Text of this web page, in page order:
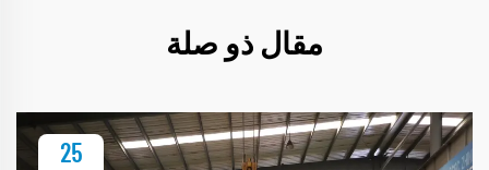
مقال ذو صلة
25